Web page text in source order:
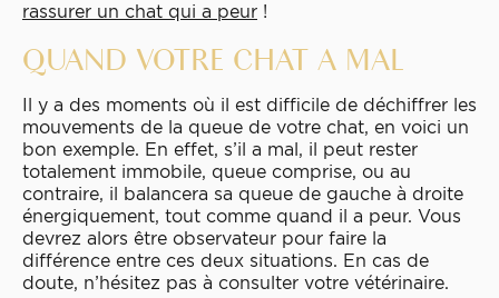
rassurer un chat qui a peur !
QUAND VOTRE CHAT A MAL
Il y a des moments où il est difficile de déchiffrer les
mouvements de la queue de votre chat, en voici un
bon exemple. En effet, s’il a mal, il peut rester
totalement immobile, queue comprise, ou au
contraire, il balancera sa queue de gauche à droite
énergiquement, tout comme quand il a peur. Vous
devrez alors être observateur pour faire la
différence entre ces deux situations. En cas de
doute, n’hésitez pas à consulter votre vétérinaire.